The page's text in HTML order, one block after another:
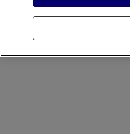
cytowany przez "Mail
podaje jednocześnie,